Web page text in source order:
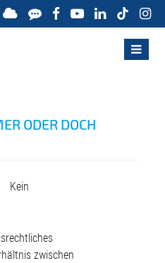
ODER DOCH
Kein
zwischen